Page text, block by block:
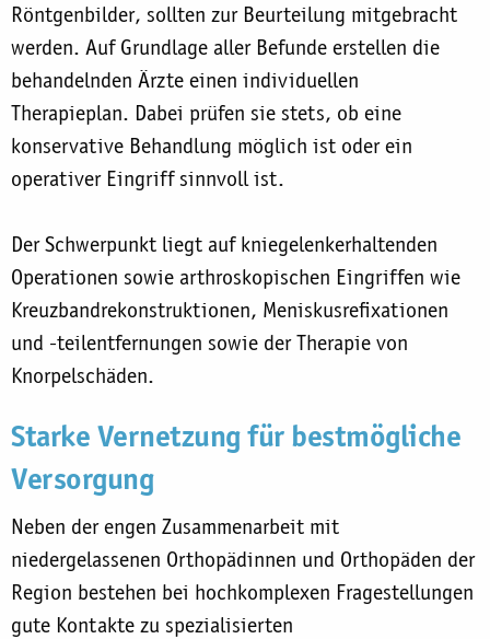
Röntgenbilder, sollten zur Beurteilung mitgebracht
werden. Auf Grundlage aller Befunde erstellen die
behandelnden Ärzte einen individuellen
Therapieplan. Dabei prüfen sie stets, ob eine
konservative Behandlung möglich ist oder ein
operativer Eingriff sinnvoll ist.
Der Schwerpunkt liegt auf kniegelenkerhaltenden
Operationen sowie arthroskopischen Eingriffen wie
Kreuzbandrekonstruktionen, Meniskusrefixationen
und -teilentfernungen sowie der Therapie von
Knorpelschäden.
Starke Vernetzung für bestmögliche
Versorgung
Neben der engen Zusammenarbeit mit
niedergelassenen Orthopädinnen und Orthopäden der
Region bestehen bei hochkomplexen Fragestellungen
gute Kontakte zu spezialisierten